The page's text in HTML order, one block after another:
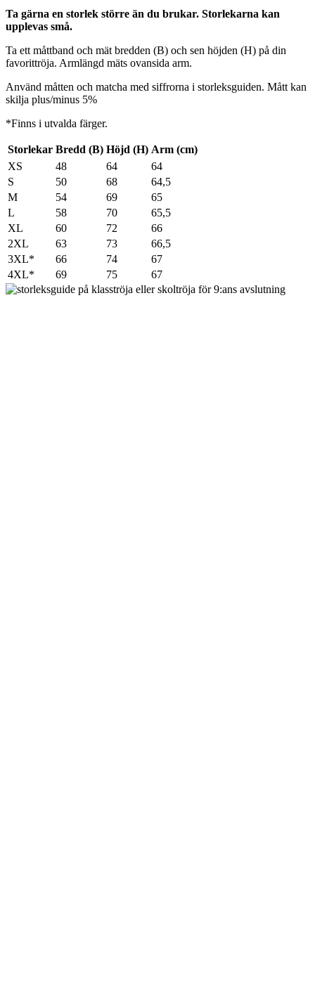
Ta gärna en storlek större än du brukar. Storlekarna kan
upplevas små.
Ta ett måttband och mät bredden (B) och sen höjden (H) på din
favorittröja. Armlängd mäts ovansida arm.
Använd måtten och matcha med siffrorna i storleksguiden. Mått kan
skilja plus/minus 5%
*Finns i utvalda färger.
Storlekar Bredd (B) Höjd (H) Arm (cm)
XS
48 64
64
S
50 68
64,5
M
54 69
65
L
58 70
65,5
XL
60 72
66
2XL
63 73
66,5
3XL*
66 74
67
4XL*
69 75 67